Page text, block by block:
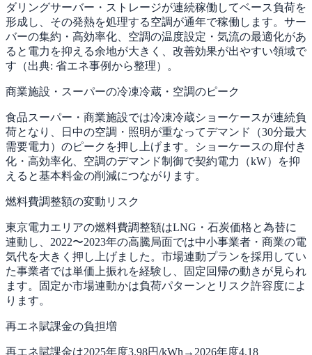
ダリングサーバー・ストレージが連続稼働してベース負荷を
形成し、その発熱を処理する空調が通年で稼働します。サー
バーの集約・高効率化、空調の温度設定・気流の最適化があ
ると電力を抑える余地が大きく、改善効果が出やすい領域で
す（出典: 省エネ事例から整理）。
商業施設・スーパーの冷凍冷蔵・空調のピーク
食品スーパー・商業施設では冷凍冷蔵ショーケースが連続負
荷となり、日中の空調・照明が重なってデマンド（30分最大
需要電力）のピークを押し上げます。ショーケースの扉付き
化・高効率化、空調のデマンド制御で契約電力（kW）を抑
えると基本料金の削減につながります。
燃料費調整額の変動リスク
東京電力エリアの燃料費調整額はLNG・石炭価格と為替に
連動し、2022〜2023年の高騰局面では中小事業者・商業の電
気代を大きく押し上げました。市場連動プランを採用してい
た事業者では単価上振れを経験し、固定回帰の動きが見られ
ます。固定か市場連動かは負荷パターンとリスク許容度によ
ります。
再エネ賦課金の負担増
再エネ賦課金は2025年度3.98円/kWh→2026年度4.18